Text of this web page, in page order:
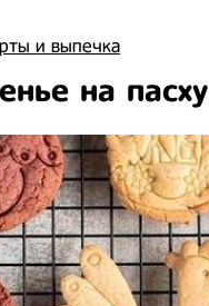
и выпечка
на пасху